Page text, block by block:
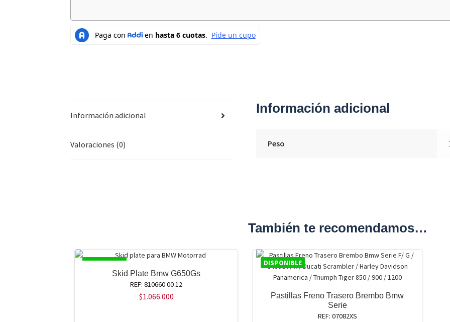
Información adicional
Valoraciones (0)
Información adicional
Peso
También te recomendamos…
DISPONIBLE
Skid Plate Bmw G650Gs
REF: 810660 00 12
$1.066.000
DISPONIBLE
Pastillas Freno Trasero Brembo Bmw
Serie
REF: 07082XS